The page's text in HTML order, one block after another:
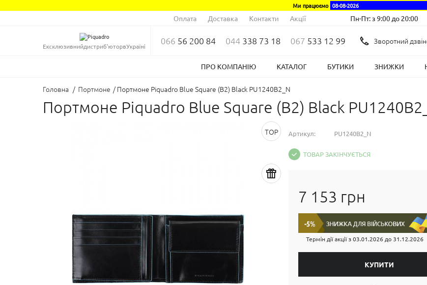
Ми працюємо 08-08-2026
Оплата Доставка Контакти Акції Пн-Пт: з 9:00 до 20:00
Ексклюзивнийдистриб'юторвУкраїні 066 56 200 84 044 338 73 18 067 533 12 99 Зворотний
ПРО КОМПАНІЮ КАТАЛОГ БУТИКИ ЗНИЖКИ
Головна / Портмоне / Портмоне Piquadro Blue Square (B2) Black PU1240B2_N
Портмоне Piquadro Blue Square (B2) Black
TOP Артикул: PU1240B2_N
ТОВАР ЗАКІНЧУЄТЬСЯ
7 153 грн
Термін дії акції з03.01.2026 до 31.12.2026